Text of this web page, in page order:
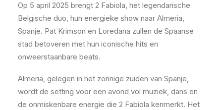
Op 5 april 2025 brengt 2 Fabiola, het legendarische
Belgische duo, hun energieke show naar Almeria,
Spanje. Pat Krimson en Loredana zullen de Spaanse
stad betoveren met hun iconische hits en
onweerstaanbare beats.
Almeria, gelegen in het zonnige zuiden van Spanje,
wordt de setting voor een avond vol muziek, dans en
de onmiskenbare energie die 2 Fabiola kenmerkt. Het